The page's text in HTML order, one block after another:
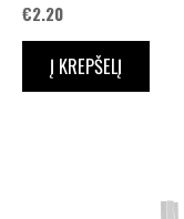
€2.20
Į KREPŠELĮ